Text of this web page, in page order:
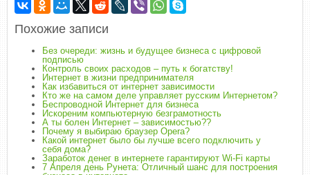
Похожие записи
Без очереди: жизнь и будущее бизнеса с цифровой
подписью
Контроль своих расходов – путь к богатству!
Интернет в жизни предпринимателя
Как избавиться от интернет зависимости
Кто же на самом деле управляет русским Интернетом?
Беспроводной Интернет для бизнеса
Искореним компьютерную безграмотность
А ты болен Интернет – зависимостью??
Почему я выбираю браузер Opera?
Какой интернет было бы лучше всего подключить у
себя дома?
Заработок денег в интернете гарантируют Wi-Fi карты
7 Апреля день Рунета: Отличный шанс для построения